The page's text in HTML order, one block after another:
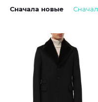
Сначала новые